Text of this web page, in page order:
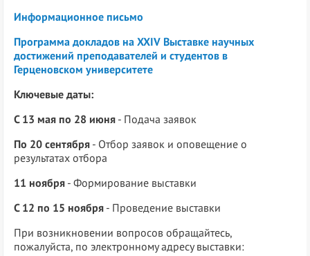
Информационное письмо
Программа докладов на XXIV Выставке научных
достижений преподавателей и студентов в
Герценовском университете
Ключевые даты:
С 13 мая по 28 июня - Подача заявок
По 20 сентября - Отбор заявок и оповещение о
результатах отбора
11 ноября - Формирование выставки
С 12 по 15 ноября - Проведение выставки
При возникновении вопросов обращайтесь,
пожалуйста, по электронному адресу выставки: